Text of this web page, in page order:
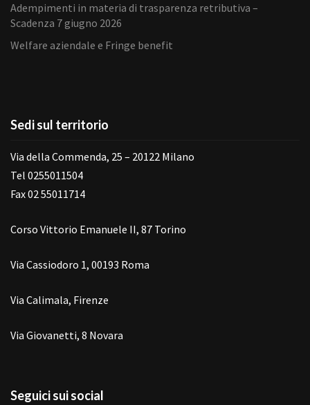
Adempimenti in materia di trasparenza retributiva –
Scadenza 7 giugno 2026
Welfare aziendale e Fringe benefit
Sedi sul territorio
Via della Commenda, 25 – 20122 Milano
Tel 0255011504
Fax 02 55011714
Corso Vittorio Emanuele II, 87 Torino
Via Cassiodoro 1, 00193 Roma
Via Calimala, Firenze
Via Giovanetti, 8 Novara
Seguici sui social